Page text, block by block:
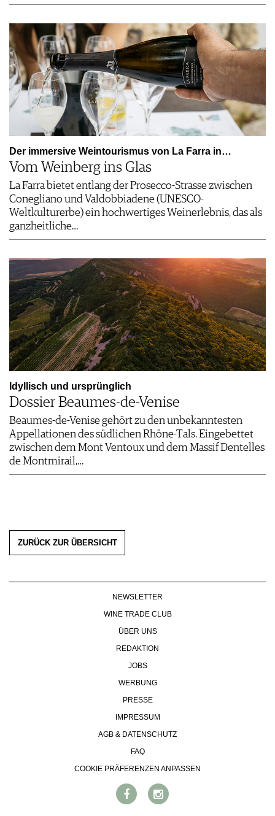
Der immersive Weintourismus von La Farra in…
Vom Weinberg ins Glas
La Farra bietet entlang der Prosecco-Strasse zwischen
Conegliano und Valdobbiadene (UNESCO-
Weltkulturerbe) ein hochwertiges Weinerlebnis, das als
ganzheitliche…
Idyllisch und ursprünglich
Dossier Beaumes-de-Venise
Beaumes-de-Venise gehört zu den unbekanntesten
Appellationen des südlichen Rhône-Tals. Eingebettet
zwischen dem Mont Ventoux und dem Massif Dentelles
de Montmirail,…
ZURÜCK ZUR ÜBERSICHT
NEWSLETTER
WINE TRADE CLUB
ÜBER UNS
REDAKTION
JOBS
WERBUNG
PRESSE
IMPRESSUM
AGB & DATENSCHUTZ
FAQ
COOKIE PRÄFERENZEN ANPASSEN